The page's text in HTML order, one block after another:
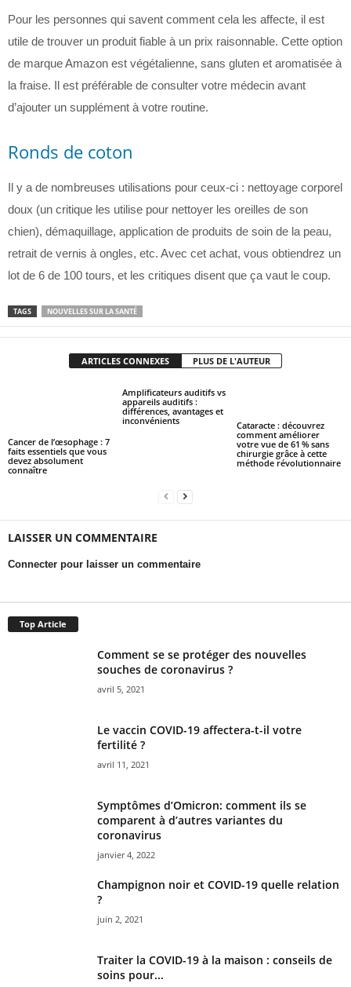
Pour les personnes qui savent comment cela les affecte, il est
utile de trouver un produit fiable à un prix raisonnable. Cette option
de marque Amazon est végétalienne, sans gluten et aromatisée à
la fraise. Il est préférable de consulter votre médecin avant
d’ajouter un supplément à votre routine.
Ronds de coton
Il y a de nombreuses utilisations pour ceux-ci : nettoyage corporel
doux (un critique les utilise pour nettoyer les oreilles de son
chien), démaquillage, application de produits de soin de la peau,
retrait de vernis à ongles, etc. Avec cet achat, vous obtiendrez un
lot de 6 de 100 tours, et les critiques disent que ça vaut le coup.
TAGS NOUVELLES SUR LA SANTÉ
ARTICLES CONNEXES PLUS DE L'AUTEUR
Cancer de l’œsophage : 7
faits essentiels que vous
devez absolument
connaître
Amplificateurs auditifs vs
appareils auditifs :
différences, avantages et
inconvénients
Cataracte : découvrez
comment améliorer
votre vue de 61 % sans
chirurgie grâce à cette
méthode révolutionnaire
LAISSER UN COMMENTAIRE
Connecter pour laisser un commentaire
Top Article
Comment se se protéger des nouvelles
souches de coronavirus ?
avril 5, 2021
Le vaccin COVID-19 affectera-t-il votre
fertilité ?
avril 11, 2021
Symptômes d’Omicron: comment ils se
comparent à d’autres variantes du
coronavirus
janvier 4, 2022
Champignon noir et COVID-19 quelle relation
?
juin 2, 2021
Traiter la COVID-19 à la maison : conseils de
soins pour...